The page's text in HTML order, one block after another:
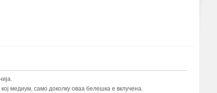
медиум, само доколку оваа белешка е вклучена.